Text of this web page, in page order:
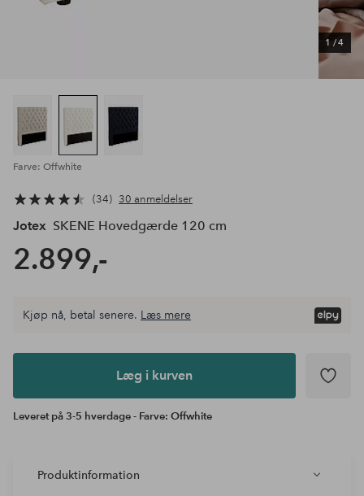
1 /4
Farve: Offwhite
34 30 anmeldelser
Jotex SKENE Hovedgærde 120 cm
2.899,-
Læg i
Kjøp nå, betal senere. Læs mere
Læg i kurven
Leveret på 3-5 hverdage - Farve: Offwhite
Produktinformation